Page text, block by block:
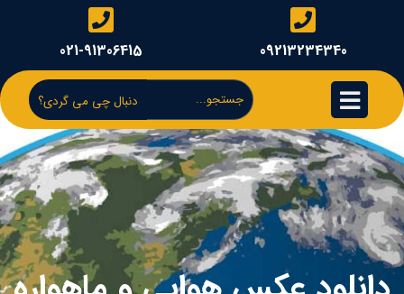
09213234340
021-91306415
دنبال چی می گردی؟